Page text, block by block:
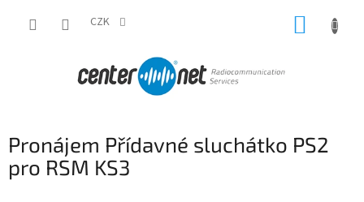
CZK
Pronájem Přídavné sluchátko PS2
pro RSM KS3